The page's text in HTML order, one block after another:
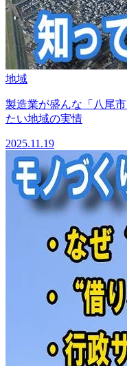
地域
製造業が盛んな「八尾
たい地域の実情
2025.11.19